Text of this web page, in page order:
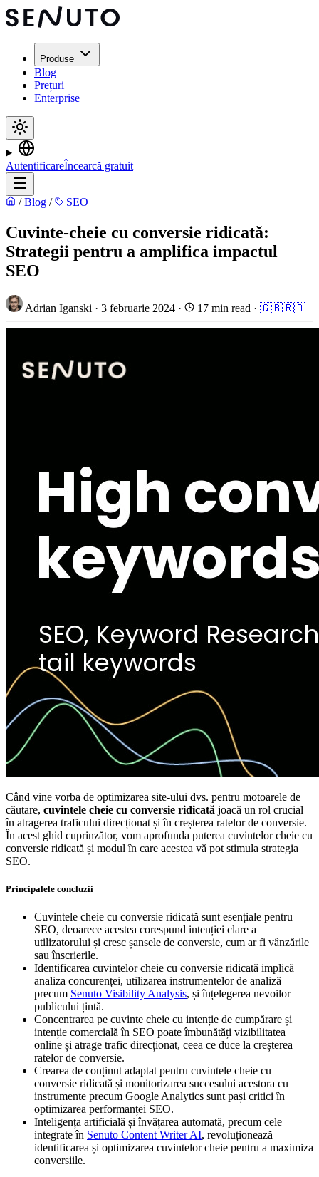
Produse
Blog
Prețuri
Enterprise
AutentificareÎncearcă gratuit
/ Blog / SEO
Cuvinte-cheie cu conversie ridicată:
Strategii pentru a amplifica impactul
SEO
Adrian Iganski · 3 februarie 2024 · 17 min read · 🇬🇧🇷🇴
Când vine vorba de optimizarea site-ului dvs. pentru motoarele de
căutare, cuvintele cheie cu conversie ridicată joacă un rol crucial
în atragerea traficului direcționat și în creșterea ratelor de conversie.
În acest ghid cuprinzător, vom aprofunda puterea cuvintelor cheie cu
conversie ridicată și modul în care acestea vă pot stimula strategia
SEO.
Principalele concluzii
Cuvintele cheie cu conversie ridicată sunt esențiale pentru
SEO, deoarece acestea corespund intenției clare a
utilizatorului și cresc șansele de conversie, cum ar fi vânzările
sau înscrierile.
Identificarea cuvintelor cheie cu conversie ridicată implică
analiza concurenței, utilizarea instrumentelor de analiză
precum Senuto Visibility Analysis, și înțelegerea nevoilor
publicului țintă.
Concentrarea pe cuvinte cheie cu intenție de cumpărare și
intenție comercială în SEO poate îmbunătăți vizibilitatea
online și atrage trafic direcționat, ceea ce duce la creșterea
ratelor de conversie.
Crearea de conținut adaptat pentru cuvintele cheie cu
conversie ridicată și monitorizarea succesului acestora cu
instrumente precum Google Analytics sunt pași critici în
optimizarea performanței SEO.
Inteligența artificială și învățarea automată, precum cele
integrate în Senuto Content Writer AI, revoluționează
identificarea și optimizarea cuvintelor cheie pentru a maximiza
conversiile.